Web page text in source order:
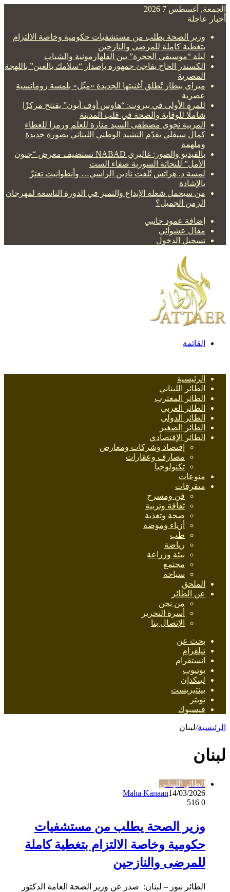
الجمعة, أغسطس 7 2026
أخبار عاجلة
وزير الصحة يطلب من مستشفيات حكومية وخاصة الالتزام
بتغطية كاملة للمرضى والنازحين
ليلة “موسيقى الحجرة” بين الفلهارمونية والشباب
الكسندر الحاج يفاجئ جمهوره بإصدار “سلامك بالعين” باللهجة
المصرية
ميراي بيطار تُطلق أغنيتها الجديدة «ميِّل» بلمسة رومانسية
عصرية
للمرة الأولى في بيروت: “هاوس أوف أيون” يفتتح مركزًا
شاملًا للوقاية والصحة في قلب المدينة
المربية نجوى مصطفى السيد منارة للعلم ورمزا للعطاء
كمال سيقلي يقدّم النشيد الوطني اللبناني بصورة جديدة
وملهمة
بالفيديو والصور: غاليري NABAD تستضيف معرض “جنون
الأمل” للنحاتة السورية صفاء الست
لمسة د. هراتش تُلفت نادين الراسي… وأنطوانيت تعتزّ
بالإشادة
من سيحمل شعلة الإبداع والتميز في الدورة التاسعة لمهرجان
الزمن الجميل؟
إضافة عمود جانبي
مقال عشوائي
تسجيل الدخول
القائمة
الرئيسية
الطائر اللبناني
الطائر المغترب
الطائر العربي
الطائر الدولي
الطائر الصغير
الطائر الإقتصادي
إقتصاد وشركات ومعارض
مصارف وعقارات
تكنولوجيا
منوعات
متفرقات
فن ومسرح
ثقافة وتربية
صحة وتغذية
أزياء وموضة
طب
رياضة
بيئة وزراعة
مجتمع
سياحة
الملحق
عن الطائر
من نحن
أسرة التحرير
الإتصال بنا
بحث عن
تيلقرام
انستقرام
يوتيوب
لينكدإن
بينتيريست
تويتر
فيسبوك
الرئيسية/لبنان
لبنان
الطائر اللبناني
Maha Kanaan14/03/2026
0
وزير الصحة يطلب من مستشفيات
حكومية وخاصة الالتزام بتغطية كاملة
للمرضى والنازحين
الطائر نيوز – لبنان: صدر عن وزير الصحة العامة الدكتور